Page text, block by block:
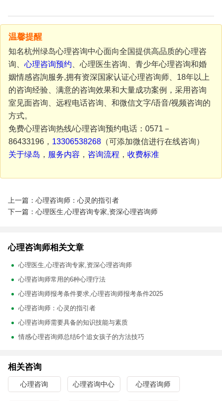
温馨提醒
知名杭州绿岛心理咨询中心面向全国提供高品质的心理咨
询、 心理咨询预约 、心理医生咨询、青少年心理咨询和婚
姻情感咨詢服务,拥有资深国家认证心理咨询师、18年以上
的咨询经验、满意的咨询效果和大量成功案例，采用咨询
室见面咨询、远程电话咨询、和微信文字/语音/视频咨询的
方式。
免费心理咨询热线/心理咨询预约电话：0571－
86433196， 13306538268（可添加微信进行在线咨询）
关于绿岛 ， 服务内容 ， 咨询流程 ， 收费标准
上一篇：心理咨询师：心灵的指引者
下一篇：心理医生,心理咨询专家,资深心理咨询师
心理咨询师相关文章
心理医生,心理咨询专家,资深心理咨询师
心理咨询师常用的6种心理疗法
心理咨询师报考条件要求,心理咨询师报考条件2025
心理咨询师：心灵的指引者
心理咨询师需要具备的知识技能与素质
情感心理咨询师总结6个追女孩子的方法技巧
相关咨询
心理咨询 心理咨询中心 心理咨询师